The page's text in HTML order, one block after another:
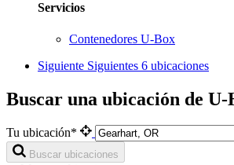
Servicios
Contenedores U-Box
Siguiente Siguientes 6 ubicaciones
Buscar una ubicación de U-
Tu ubicación*
Buscar ubicaciones